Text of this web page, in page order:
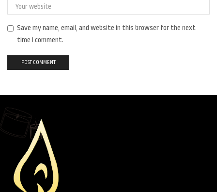
Save my name, email, and website in this browser for the next
time I comment.